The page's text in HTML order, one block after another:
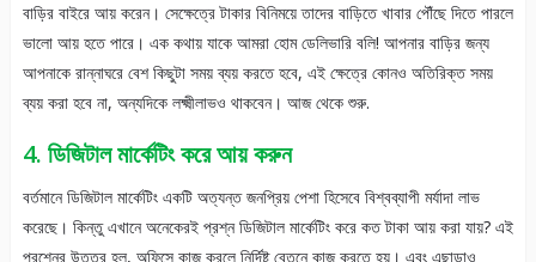
বাড়ির বাইরে আয় করেন। সেক্ষেত্রে টাকার বিনিময়ে তাদের বাড়িতে খাবার পৌঁছে দিতে পারলে
ভালো আয় হতে পারে। এক কথায় যাকে আমরা হোম ডেলিভারি বলি! আপনার বাড়ির জন্য
আপনাকে রান্নাঘরে বেশ কিছুটা সময় ব্যয় করতে হবে, এই ক্ষেত্রে কোনও অতিরিক্ত সময়
ব্যয় করা হবে না, অন্যদিকে লক্ষ্মীলাভও থাকবেন। আজ থেকে শুরু.
4. ডিজিটাল মার্কেটিং করে আয় করুন
বর্তমানে ডিজিটাল মার্কেটিং একটি অত্যন্ত জনপ্রিয় পেশা হিসেবে বিশ্বব্যাপী মর্যাদা লাভ
করেছে। কিন্তু এখানে অনেকেরই প্রশ্ন ডিজিটাল মার্কেটিং করে কত টাকা আয় করা যায়? এই
প্রশ্নের উত্তর হল, অফিসে কাজ করলে নির্দিষ্ট বেতনে কাজ করতে হয়। এবং এছাড়াও